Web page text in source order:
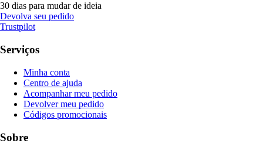
30 dias para mudar de ideia
Devolva seu pedido
Trustpilot
Serviços
Minha conta
Centro de ajuda
Acompanhar meu pedido
Devolver meu pedido
Códigos promocionais
Sobre